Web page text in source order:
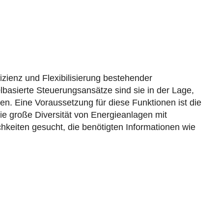
und Flexibilisierung bestehender
Steuerungsansätze sind sie in der Lage,
Eine Voraussetzung für diese Funktionen ist die
große Diversität von Energieanlagen mit
gesucht, die benötigten Informationen wie